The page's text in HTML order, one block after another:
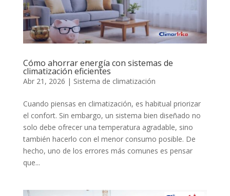
Cómo ahorrar energía con sistemas de
climatización eficientes
Abr 21, 2026 | Sistema de climatización
Cuando piensas en climatización, es habitual priorizar
el confort. Sin embargo, un sistema bien diseñado no
solo debe ofrecer una temperatura agradable, sino
también hacerlo con el menor consumo posible. De
hecho, uno de los errores más comunes es pensar
que...